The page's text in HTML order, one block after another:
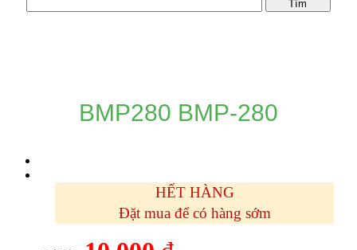
BMP280 BMP-280
HẾT HÀNG
Đặt mua để có hàng sớm